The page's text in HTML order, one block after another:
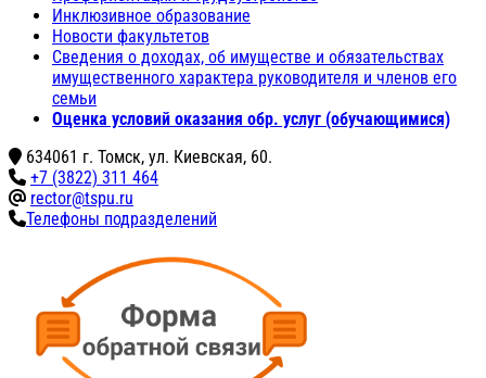
Инклюзивное образование
Новости факультетов
Сведения о доходах, об имуществе и обязательствах
имущественного характера руководителя и членов его
семьи
Оценка условий оказания обр. услуг (обучающимися)
634061 г. Томск, ул. Киевская, 60.
+7 (3822) 311 464
rector@tspu.ru
Телефоны подразделений